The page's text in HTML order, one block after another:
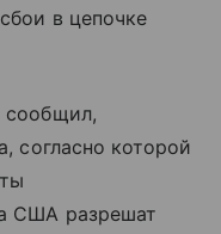
в цепочке
согласно которой
США разрешат